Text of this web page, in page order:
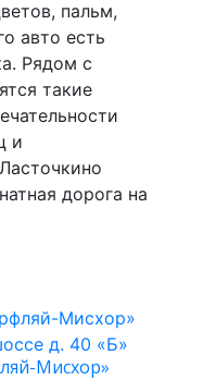
пальм,
авто есть
Рядом с
такие
и
дорога на
Мисхор»